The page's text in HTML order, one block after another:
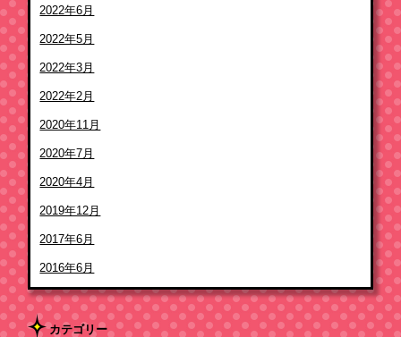
2022年6月
2022年5月
2022年3月
2022年2月
2020年11月
2020年7月
2020年4月
2019年12月
2017年6月
2016年6月
カテゴリー